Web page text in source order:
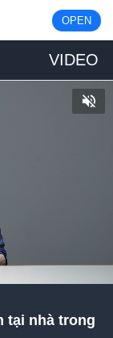
OPEN
VIDEO
tại nhà trong